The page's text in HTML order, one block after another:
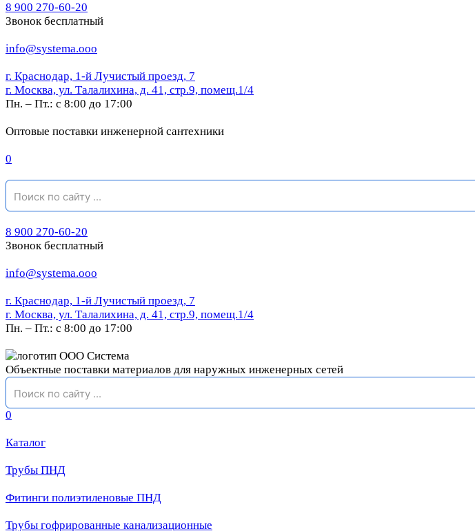
8 900 270-60-20
Звонок бесплатный
info@systema.ooo
г. Краснодар, 1-й Лучистый проезд, 7
г. Москва, ул. Талалихина, д. 41, стр.9, помещ.1/4
Пн. – Пт.: с 8:00 до 17:00
Оптовые поставки инженерной сантехники
0
8 900 270-60-20
Звонок бесплатный
info@systema.ooo
г. Краснодар, 1-й Лучистый проезд, 7
г. Москва, ул. Талалихина, д. 41, стр.9, помещ.1/4
Пн. – Пт.: с 8:00 до 17:00
Объектные поставки материалов для наружных инженерных сетей
0
Каталог
Трубы ПНД
Фитинги полиэтиленовые ПНД
Трубы гофрированные канализационные